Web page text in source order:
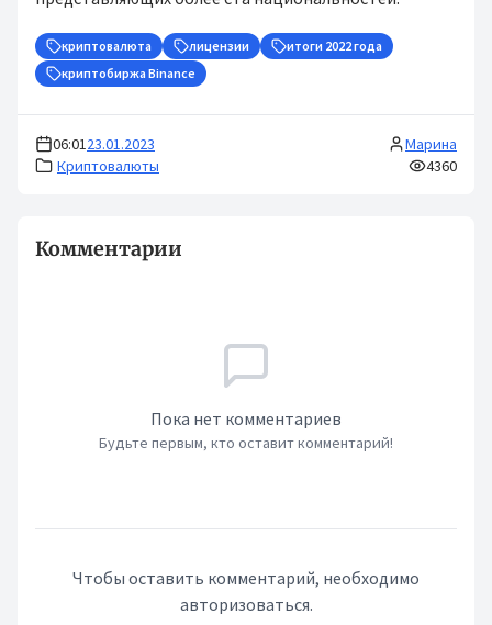
криптовалюта лицензии
итоги 2022 года
криптобиржа Binance
06:0123.01.2023
Криптовалюты
Марина
4360
Комментарии
Пока нет комментариев
Будьте первым, кто оставит комментарий!
Чтобы оставить комментарий, необходимо
авторизоваться.